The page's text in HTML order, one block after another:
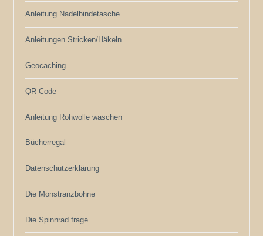
Anleitung Nadelbindetasche
Anleitungen Stricken/Häkeln
Geocaching
QR Code
Anleitung Rohwolle waschen
Bücherregal
Datenschutzerklärung
Die Monstranzbohne
Die Spinnrad frage